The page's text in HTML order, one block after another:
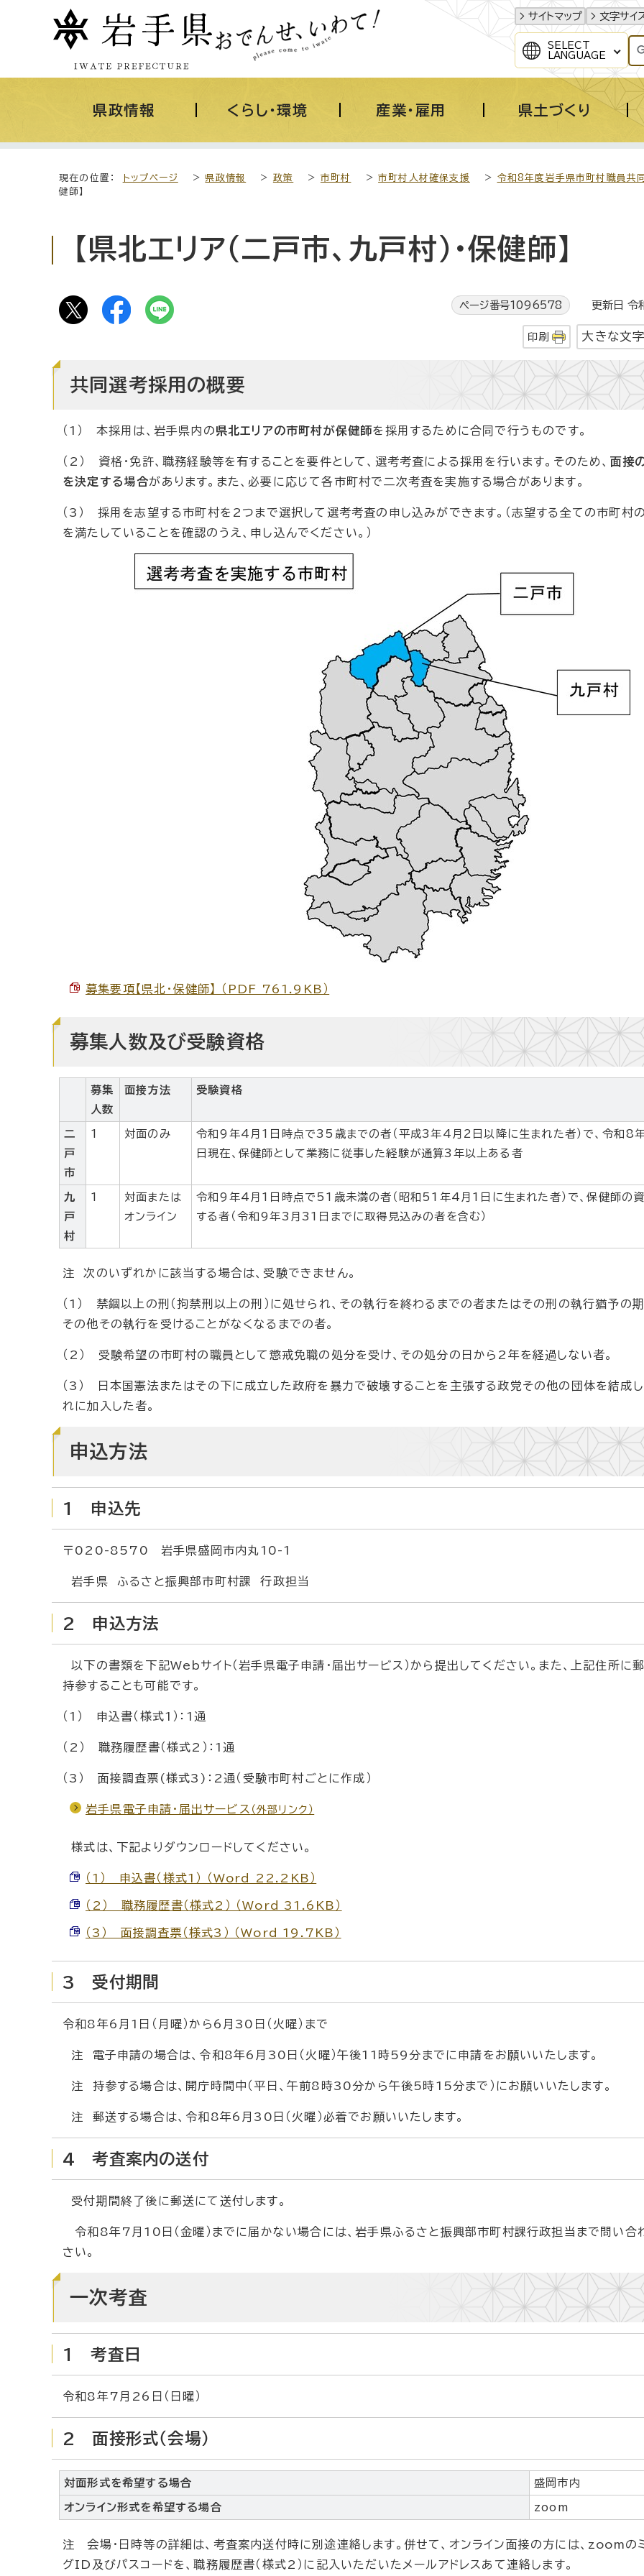
サイトマップ 文字サイ
SELECT
LANGUAGE
県政情報 くらし・環境 産業・雇用 県土づくり
現在の位置： トップページ > 県政情報 > 政策 > 市町村 >市町村人材確保支援 > 令和8年度岩手県市町村職員共同
健師】
【県北エリア（二戸市、九戸村）・保健師】
ページ番号1096578 更新日 令
印刷 大きな文
共同選考採用の概要
（1） 本採用は、岩手県内の県北エリアの市町村が保健師を採用するために合同で行うものです。
（2） 資格・免許、職務経験等を有することを要件として、選考考査による採用を行います。そのため、 面接
を決定する場合があります。また、必要に応じて各市町村で二次考査を実施する場合があります。
（3） 採用を志望する市町村を2つまで選択して選考考査の申し込みができます。（志望する全ての市町村
を満たしていることを確認のうえ、申し込んでください。）
募集要項【県北・保健師】 （PDF 761.9KB）
募集人数及び受験資格
募集
人数
面接方法 受験資格
二
戸
市
1 対面のみ
令和9年4月1日時点で35歳までの者（平成3年4月2日以降に生まれた者）で、令和8
日現在、保健師として業務に従事した経験が通算3年以上ある者
九
戸
村
1
対面または
オンライン
令和9年4月1日時点で51歳未満の者（昭和51年4月1日に生まれた者）で、保健師の
する者（令和9年3月31日までに取得見込みの者を含む）
注 次のいずれかに該当する場合は、受験できません。
（1） 禁錮以上の刑（拘禁刑以上の刑）に処せられ、その執行を終わるまでの者またはその刑の執行猶予の
その他その執行を受けることがなくなるまでの者。
（2） 受験希望の市町村の職員として懲戒免職の処分を受け、その処分の日から2年を経過しない者。
（3） 日本国憲法またはその下に成立した政府を暴力で破壊することを主張する政党その他の団体を結成し
れに加入した者。
申込方法
1 申込先
〒020-8570 岩手県盛岡市内丸10-1
岩手県 ふるさと振興部市町村課 行政担当
2 申込方法
以下の書類を下記Webサイト（岩手県電子申請・届出サービス）から提出してください。また、上記住所に
持参することも可能です。
（1） 申込書（様式1）：1通
（2） 職務履歴書（様式2）：1通
（3） 面接調査票(様式3)：2通（受験市町村ごとに作成）
岩手県電子申請・届出サービス （外部リンク）
様式は、下記よりダウンロードしてください。
（1） 申込書（様式1） （Word 22.2KB）
（2） 職務履歴書（様式2） （Word 31.6KB）
（3） 面接調査票（様式3） （Word 19.7KB）
3 受付期間
令和8年6月1日（月曜）から6月30日（火曜）まで
注 電子申請の場合は、令和8年6月30日（火曜）午後11時59分までに申請をお願いいたします。
注 持参する場合は、開庁時間中（平日、午前8時30分から午後5時15分まで）にお願いいたします。
注 郵送する場合は、令和8年6月30日（火曜）必着でお願いいたします。
4 考査案内の送付
受付期間終了後に郵送にて送付します。
令和8年7月10日（金曜）までに届かない場合には、岩手県ふるさと振興部市町村課行政担当まで問い合
さい。
一次考査
1 考査日
令和8年7月26日（日曜）
2 面接形式（会場）
対面形式を希望する場合 盛岡市内
オンライン形式を希望する場合 zoom
注 会場・日時等の詳細は、考査案内送付時に別途連絡します。併せて、オンライン面接の方には、zoomの
グID及びパスコードを、職務履歴書（様式2）に記入いただいたメールアドレスあて連絡します。